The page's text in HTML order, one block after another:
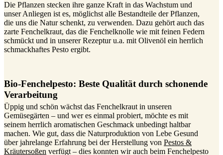
Die Pflanzen stecken ihre ganze Kraft in das Wachstum und
unser Anliegen ist es, möglichst alle Bestandteile der Pflanzen,
die uns die Natur schenkt, zu verwenden. Dazu gehört auch das
zarte Fenchelkraut, das die Fenchelknolle wie mit feinen Federn
schmückt und in unserer Rezeptur u.a. mit Olivenöl ein herrlich
schmackhaftes Pesto ergibt.
Bio-Fenchelpesto: Beste Qualität durch schonende
Verarbeitung
Üppig und schön wächst das Fenchelkraut in unseren
Gemüsegärten – und wer es einmal probiert, möchte es mit
seinem herrlich aromatischen Geschmack unbedingt haltbar
machen. Wie gut, dass die Naturproduktion von Lebe Gesund
über jahrelange Erfahrung bei der Herstellung von Pestos &
Kräutersoßen verfügt – dies konnten wir auch beim Fenchelpesto